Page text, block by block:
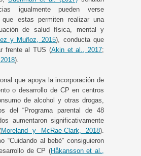
igualmente pueden verse
que estas permiten realizar una
de salud física, mental y
y Muñoz, 2015), conducta que
frente al TUS (Akin et al., 2017;
).
que apoya la incorporación de
o desarrollo de CP en centros
de alcohol y otras drogas,
del “Programa parental de 48
aumentaron significativamente
Moreland y McRae-Clark, 2018).
“Cuidando al bebé” consiguieron
de CP (Håkansson et al.,